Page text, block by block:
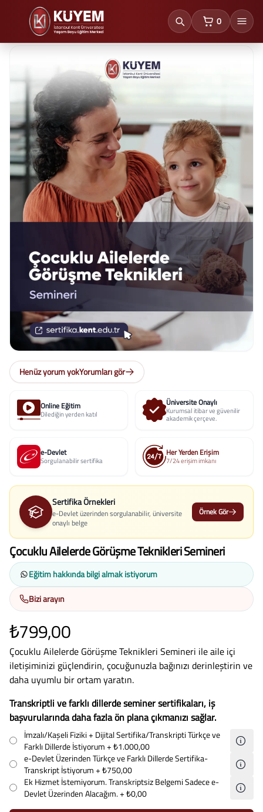
0
sepetteki
Henüz yorum yokYorumları gör
Online Eğitim
Dilediğin yerden katıl
Üniversite Onaylı
Kurumsal itibar ve güvenilir
akademik çerçeve.
e-Devlet
Sorgulanabilir sertifika
Her Yerden Erişim
7/24 erişim imkanı
Sertifika Örnekleri
e-Devlet üzerinden sorgulanabilir, üniversite
onaylı belge
Örnek Gör
Çocuklu Ailelerde Görüşme Teknikleri Semineri
Eğitim hakkında bilgi almak istiyorum
Bizi arayın
₺799,00
Çocuklu Ailelerde Görüşme Teknikleri Semineri ile aile içi
iletişiminizi güçlendirin, çocuğunuzla bağınızı derinleştirin ve
daha uyumlu bir ortam yaratın.
Transkriptli ve farklı dillerde seminer sertifikaları, iş
başvurularında daha fazla ön plana çıkmanızı sağlar.
İmzalı/Kaşeli Fiziki + Dijital Sertifika/Transkripti Türkçe ve
Farklı Dillerde İstiyorum+ ₺1.000,00
e-Devlet Üzerinden Türkçe ve Farklı Dillerde Sertifika-
Transkript İstiyorum+ ₺750,00
Ek Hizmet İstemiyorum. Transkriptsiz Belgemi Sadece e-
Devlet Üzerinden Alacağım.+ ₺0,00